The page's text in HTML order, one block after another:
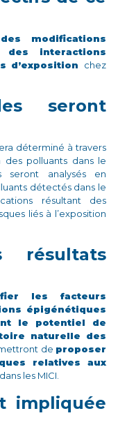
modifications
des interactions
d’exposition
chez
seront
déterminé à travers
polluants dans le
seront analysés en
détectés dans le
résultant des
liés à l’exposition
résultats
les facteurs
épigénétiques
le potentiel de
naturelle des
de proposer
relatives aux
dans les MICI.
impliquée